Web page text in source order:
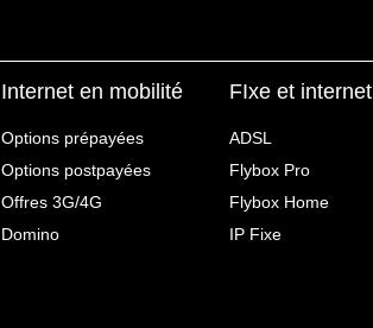
Internet en mobilité
Options prépayées
Options postpayées
Offres 3G/4G
Domino
FIxe et internet
ADSL
Flybox Pro
Flybox Home
IP Fixe